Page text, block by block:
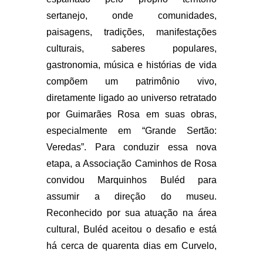
sertanejo, onde comunidades,
paisagens, tradições, manifestações
culturais, saberes populares,
gastronomia, música e histórias de vida
compõem um patrimônio vivo,
diretamente ligado ao universo retratado
por Guimarães Rosa em suas obras,
especialmente em “Grande Sertão:
Veredas”. Para conduzir essa nova
etapa, a Associação Caminhos de Rosa
convidou Marquinhos Buléd para
assumir a direção do museu.
Reconhecido por sua atuação na área
cultural, Buléd aceitou o desafio e está
há cerca de quarenta dias em Curvelo,